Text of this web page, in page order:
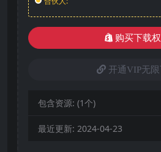
购买下载
开通VIP无
包含资源: (1个)
最近更新: 2024-04-23